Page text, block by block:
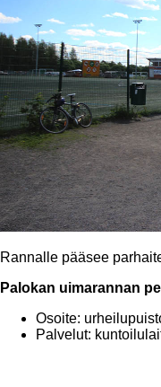
Rannalle pääsee
Palokan uimarannan
Osoite:
Palvelut: